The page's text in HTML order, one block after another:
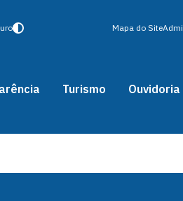
Mapa do Site
Turismo Ouvidoria